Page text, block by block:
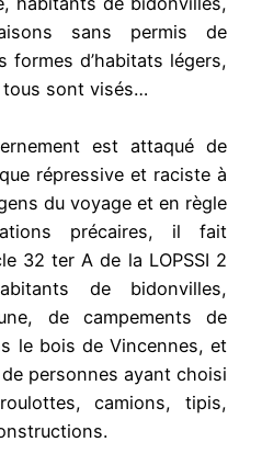
sans permis de
formes d’habitats légers,
tous sont visés…
est attaqué de
répressive et raciste à
du voyage et en règle
précaires, il fait
32 ter A de la LOPSSI 2
de bidonvilles,
de campements de
le bois de Vincennes, et
personnes ayant choisi
camions, tipis,